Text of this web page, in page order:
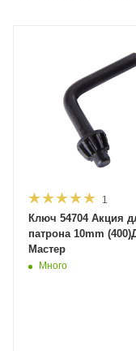
1
Ключ 54704 Акция
патрона 10mm
Мастер
Много